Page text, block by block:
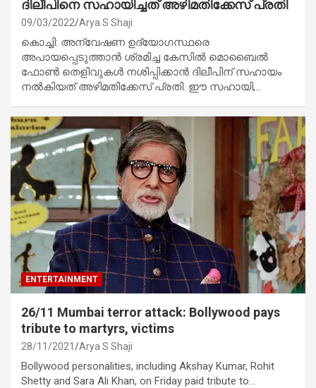
ദിലീപിനെ സഹായിച്ചത് അഴിമതിക്കേസ് പ്രതി
09/03/2022 Arya S Shaji
കൊച്ചി: അന്വേഷണ ഉദ്യോഗസ്ഥരെ
അപായപ്പെടുത്താന്‍ ശ്രമിച്ച കേസില്‍ മൊബൈല്‍
ഫോണ്‍ തെളിവുകള്‍ നശിപ്പിക്കാന്‍ ദിലീപിന് സഹായം
നൽകിയത് അഴിമതിക്കേസ് പ്രതി. ഈ സഹായി,…
ENTERTAINMENT
26/11 Mumbai terror attack: Bollywood pays
tribute to martyrs, victims
28/11/2021 Arya S Shaji
Bollywood personalities, including Akshay Kumar, Rohit
Shetty and Sara Ali Khan, on Friday paid tribute to…